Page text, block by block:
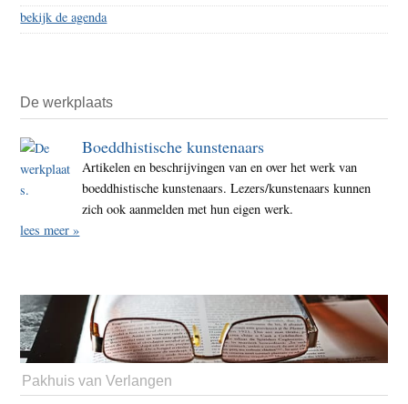
bekijk de agenda
De werkplaats
Boeddhistische kunstenaars
Artikelen en beschrijvingen van en over het werk van
boeddhistische kunstenaars. Lezers/kunstenaars kunnen
zich ook aanmelden met hun eigen werk.
lees meer »
Pakhuis van Verlangen